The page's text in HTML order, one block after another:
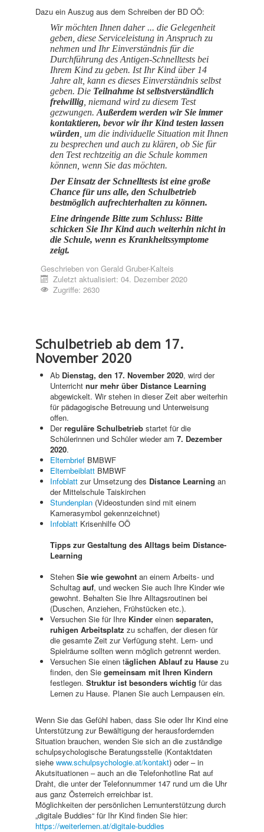
Dazu ein Auszug aus dem Schreiben der BD OÖ:
Wir möchten Ihnen daher ... die Gelegenheit
geben, diese Serviceleistung in Anspruch zu
nehmen und Ihr Einverständnis für die
Durchführung des Antigen-Schnelltests bei
Ihrem Kind zu geben. Ist Ihr Kind über 14
Jahre alt, kann es dieses Einverständnis selbst
geben. Die Teilnahme ist selbstverständlich
freiwillig , niemand wird zu diesem Test
gezwungen. Außerdem werden wir Sie immer
kontaktieren, bevor wir ihr Kind testen lassen
würden , um die individuelle Situation mit Ihnen
zu besprechen und auch zu klären, ob Sie für
den Test rechtzeitig an die Schule kommen
können, wenn Sie das möchten.
Der Einsatz der Schnelltests ist eine große
Chance für uns alle, den Schulbetrieb
bestmöglich aufrechterhalten zu können.
Eine dringende Bitte zum Schluss: Bitte
schicken Sie Ihr Kind auch weiterhin nicht in
die Schule, wenn es Krankheitssymptome
zeigt.
Geschrieben von Gerald Gruber-Kalteis
Zuletzt aktualisiert: 04. Dezember 2020
Zugriffe: 2630
Schulbetrieb ab dem 17.
November 2020
Ab Dienstag, den 17. November 2020, wird der
Unterricht nur mehr über Distance Learning
abgewickelt. Wir stehen in dieser Zeit aber weiterhin
für pädagogische Betreuung und Unterweisung
offen.
Derreguläre Schulbetrieb startet für die
Schülerinnen und Schüler wieder am 7. Dezember
2020.
Elternbrief BMBWF
Elternbeiblatt BMBWF
Infoblatt zur Umsetzung des Distance Learning an
der Mittelschule Taiskirchen
Stundenplan (Videostunden sind mit einem
Kamerasymbol gekennzeichnet)
Infoblatt Krisenhilfe OÖ
Tipps zur Gestaltung des Alltags beim Distance-
Learning
Stehen Sie wie gewohnt an einem Arbeits- und
Schultag auf, und wecken Sie auch Ihre Kinder wie
gewohnt. Behalten Sie Ihre Alltagsroutinen bei
(Duschen, Anziehen, Frühstücken etc.).
Versuchen Sie für Ihre Kinder einen separaten,
ruhigen Arbeitsplatz zu schaffen, der diesen für
die gesamte Zeit zur Verfügung steht. Lern- und
Spielräume sollten wenn möglich getrennt werden.
Versuchen Sie einen täglichen Ablauf zu Hause zu
finden, den Sie gemeinsam mit Ihren Kindern
festlegen. Struktur ist besonders wichtig für das
Lernen zu Hause. Planen Sie auch Lernpausen ein.
Wenn Sie das Gefühl haben, dass Sie oder Ihr Kind eine
Unterstützung zur Bewältigung der herausfordernden
Situation brauchen, wenden Sie sich an die zuständige
schulpsychologische Beratungsstelle (Kontaktdaten
siehe www.schulpsychologie.at/kontakt) oder – in
Akutsituationen – auch an die Telefonhotline Rat auf
Draht, die unter der Telefonnummer 147 rund um die Uhr
aus ganz Österreich erreichbar ist.
Möglichkeiten der persönlichen Lernunterstützung durch
„digitale Buddies“ für Ihr Kind finden Sie hier:
https://weiterlernen.at/digitale-buddies